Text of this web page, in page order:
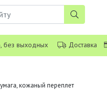
без выходных Доставка
кожаный переплет